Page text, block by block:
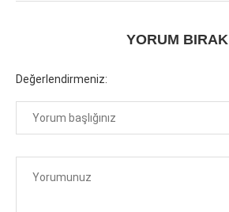
YORUM BIRAK
Değerlendirmeniz: